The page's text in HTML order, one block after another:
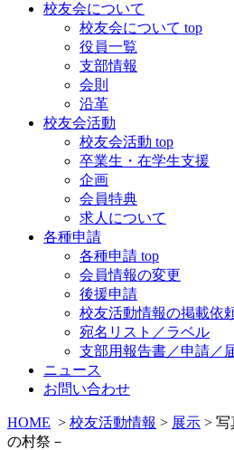
校友会について
校友会について top
役員一覧
支部情報
会則
沿革
校友会活動
校友会活動 top
卒業生・在学生支援
企画
会員特典
求人について
各種申請
各種申請 top
会員情報の変更
後援申請
校友活動情報の掲載依
宛名リスト／ラベル
支部用報告書／申請／
ニュース
お問い合わせ
HOME > 校友活動情報 > 展示 > 写
の村祭－